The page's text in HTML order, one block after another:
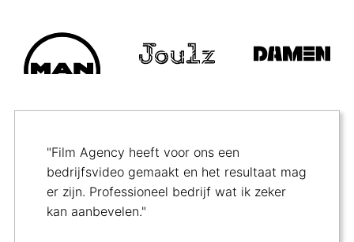
"Film Agency heeft voor ons een
bedrijfsvideo gemaakt en het resultaat mag
er zijn. Professioneel bedrijf wat ik zeker
kan aanbevelen."